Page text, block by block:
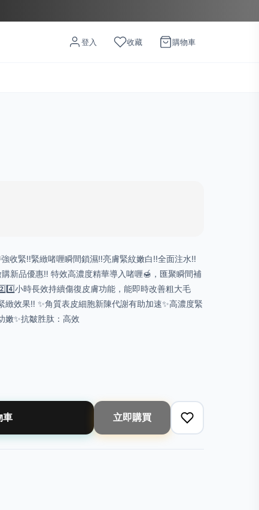
登入 收藏 購物車
收緊‼️緊緻啫喱瞬間鎖濕‼️亮膚緊紋嫩白‼️全面注水‼️
新品優惠‼️ 特效高濃度精華導入啫喱🍯，匯聚瞬間補
小時長效持續傷復皮膚功能，能即時改善粗大毛
效果‼️ ✨角質表皮細胞新陳代謝有助加速✨高濃度緊
嫩✨抗皺胜肽：高效
車 立即購買